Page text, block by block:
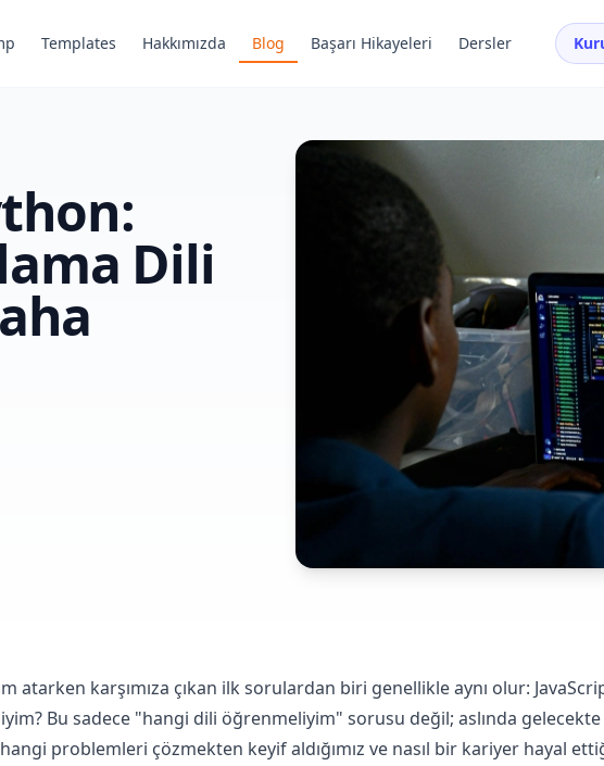
Templates Hakkımızda Blog Başarı Hikayeleri Dersler
Dili
atarken karşımıza çıkan ilk sorulardan biri genellikle aynı olur:
Bu sadece "hangi dili öğrenmeliyim" sorusu değil; aslında
problemleri çözmekten keyif aldığımız ve nasıl bir kariyer hayal